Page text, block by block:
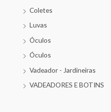
Coletes
Luvas
Óculos
Óculos
Vadeador - Jardineiras
VADEADORES E BOTINS